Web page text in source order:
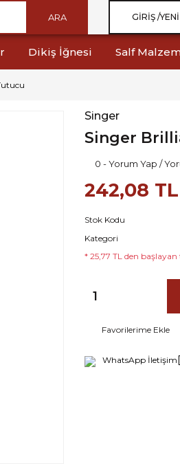
ARA GIRIŞ /
Dikiş İğnesi Salf
Singer
Singer
0 - Yorum Yap /
242,08 TL
Stok Kodu
Kategori
* 25,77 TL den başlayan
WhatsApp İletişim